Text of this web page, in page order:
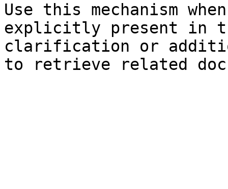
Use this mechanism
explicitly present in
clarification or